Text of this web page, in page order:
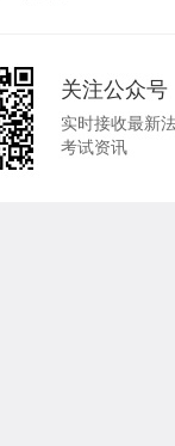
关注公众号
实时接收最新
考试资讯